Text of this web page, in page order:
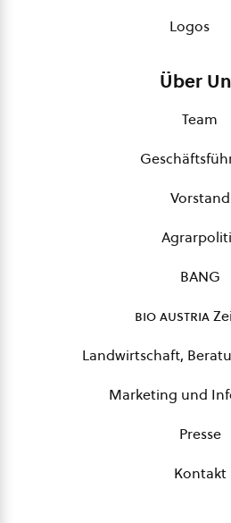
Logos
Über
Team
Vorstand
BANG
bio austria
Landwirtschaft,
Marketing und
Presse
Kontakt